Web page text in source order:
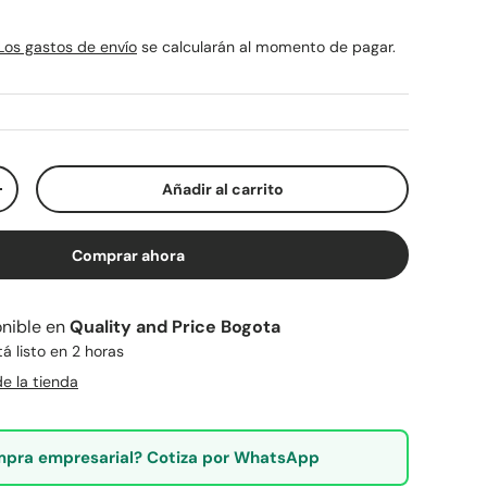
gastos de envío se calcularán al momento de pagar.
la cantidad Añadir al carrito
Comprar ahora
enQuality and Price Bogota
listo en 2 horas
la tienda
empresarial? Cotiza por WhatsApp